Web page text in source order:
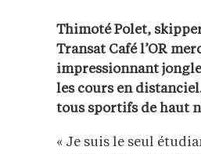
Thimoté Polet,
Transat Café l’OR
impressionnant
les cours en
tous sportifs de haut
« Je suis le seul